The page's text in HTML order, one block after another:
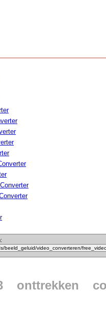
onttrekken